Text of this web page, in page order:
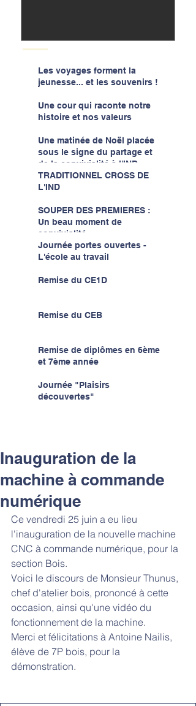
Les voyages forment la
jeunesse... et les souvenirs !
Une cour qui raconte notre
histoire et nos valeurs
Une matinée de Noël placée
sous le signe du partage et
de la convivialité à l'IND...
TRADITIONNEL CROSS DE
L'IND
SOUPER DES PREMIERES :
Un beau moment de
convivialité...
Journée portes ouvertes -
L'école au travail
Remise du CE1D
Remise du CEB
Remise de diplômes en 6ème
et 7ème année
Journée "Plaisirs
découvertes"
Inauguration de la
machine à commande
numérique
Ce vendredi 25 juin a eu lieu
l'inauguration de la nouvelle machine
CNC à commande numérique, pour la
section Bois.
Voici le discours de Monsieur Thunus,
chef d'atelier bois, prononcé à cette
occasion, ainsi qu'une vidéo du
fonctionnement de la machine.
Merci et félicitations à Antoine Nailis,
élève de 7P bois, pour la
démonstration.